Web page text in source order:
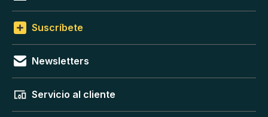
Suscríbete
Newsletters
Servicio al cliente